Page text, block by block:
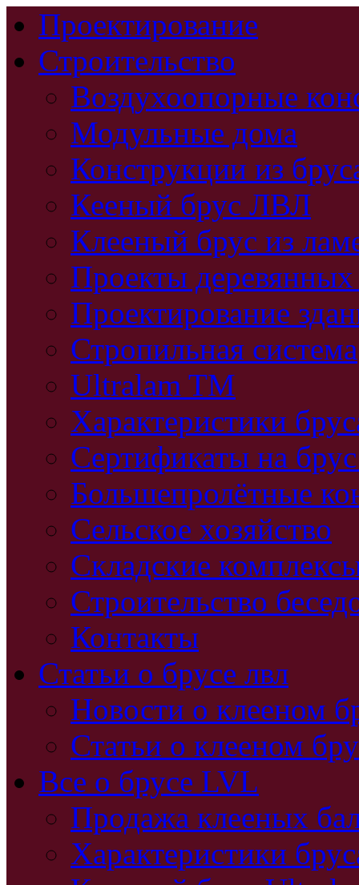
Проектирование
Строительство
Воздухоопорные
Модульные дома
Конструкции из
Кееный брус ЛВЛ
Клееный брус из
Проекты
Проектирование
Стропильная система
Ultralam TM
Характеристики
Сертификаты на
Большепролётные
Сельское хозяйство
Складские
Строительство
Контакты
Статьи о брусе лвл
Новости о клееном
Статьи о клееном
Все о брусе LVL
Продажа клееных
Характеристики